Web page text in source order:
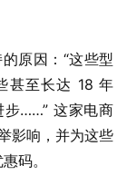
原因：“这些型
甚至长达 18 年
……” 这家电商
影响，并为这些
码。